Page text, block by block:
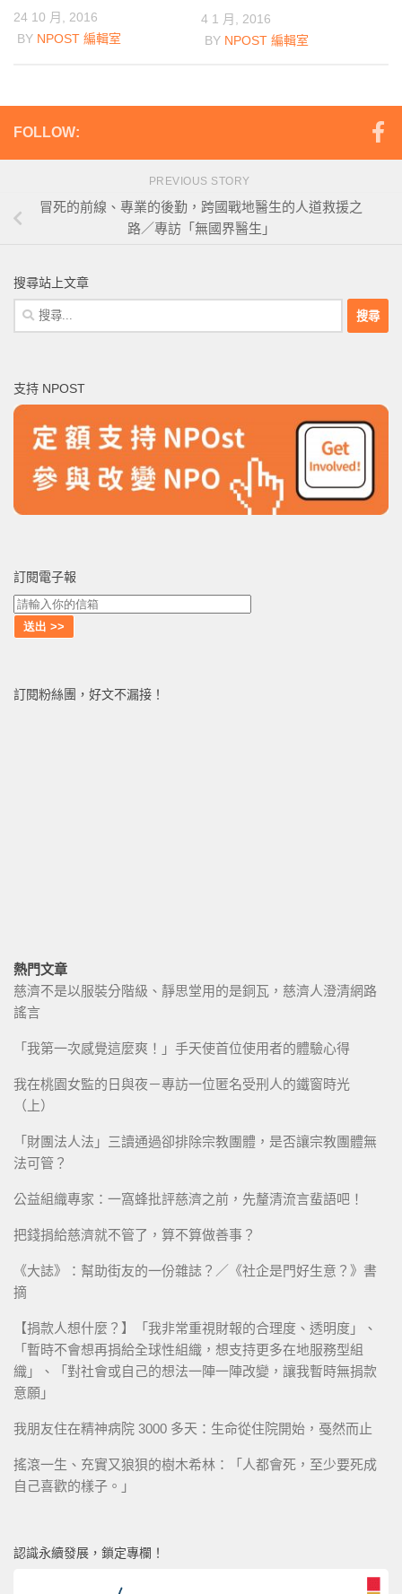
24 10 月, 2016
BY NPOST 編輯室
4 1 月, 2016
BY NPOST 編輯室
FOLLOW:
PREVIOUS STORY
冒死的前線、專業的後勤，跨國戰地醫生的人道救援之
路／專訪「無國界醫生」
搜尋站上文章
搜
尋
字:
支持 NPOST
訂閱電子報
訂閱粉絲團，好文不漏接！
熱門文章
慈濟不是以服裝分階級、靜思堂用的是銅瓦，慈濟人澄清網路
謠言
「我第一次感覺這麼爽！」手天使首位使用者的體驗心得
我在桃園女監的日與夜－專訪一位匿名受刑人的鐵窗時光
（上）
「財團法人法」三讀通過卻排除宗教團體，是否讓宗教團體無
法可管？
公益組織專家：一窩蜂批評慈濟之前，先釐清流言蜚語吧！
把錢捐給慈濟就不管了，算不算做善事？
《大誌》：幫助街友的一份雜誌？／《社企是門好生意？》書
摘
【捐款人想什麼？】「我非常重視財報的合理度、透明度」、
「暫時不會想再捐給全球性組織，想支持更多在地服務型組
織」、「對社會或自己的想法一陣一陣改變，讓我暫時無捐款
意願」
我朋友住在精神病院 3000 多天：生命從住院開始，戞然而止
搖滾一生、充實又狼狽的樹木希林：「人都會死，至少要死成
自己喜歡的樣子。」
認識永續發展，鎖定專欄！